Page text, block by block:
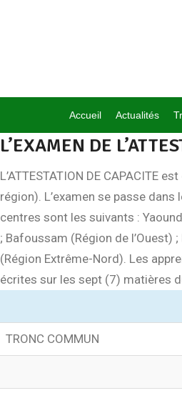
Accueil Actualités
L’EXAMEN DE
L’ATTESTATION DE CAPACITE
région). L’examen se passe
centres sont les suivants :
; Bafoussam (Région de l’Ouest)
(Région Extrême-Nord). Les
écrites sur les sept (7) matières
TRONC COMMUN